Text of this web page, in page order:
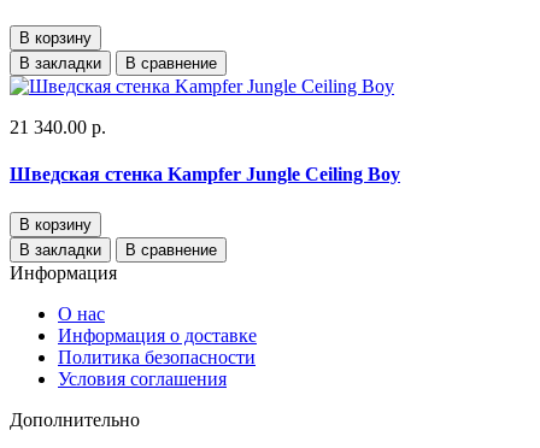
В корзину
В закладки
В сравнение
21 340.00 р.
Шведская стенка Kampfer Jungle Ceiling Boy
В корзину
В закладки
В сравнение
Информация
О нас
Информация о доставке
Политика безопасности
Условия соглашения
Дополнительно